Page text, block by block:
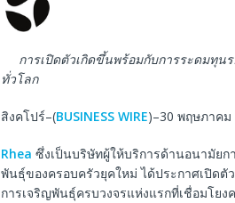
การเปิดตัวเกิดขึ้นพร้อมกับการระดมทุน
ทั่วโลก
สิงคโปร์–(BUSINESS WIRE)–30 พฤษภาคม
Rhea ซึ่งเป็นบริษัทผู้ให้บริการด้านอนามัยก
พันธุ์ของครอบครัวยุคใหม่ ได้ประกาศเปิดตั
การเจริญพันธุ์ครบวงจรแห่งแรกที่เชื่อมโย